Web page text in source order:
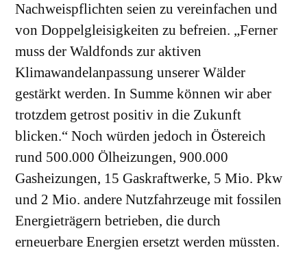
Nachweispflichten seien zu vereinfachen und
von Doppelgleisigkeiten zu befreien. „Ferner
muss der Waldfonds zur aktiven
Klimawandelanpassung unserer Wälder
gestärkt werden. In Summe können wir aber
trotzdem getrost positiv in die Zukunft
blicken.“ Noch würden jedoch in Östereich
rund 500.000 Ölheizungen, 900.000
Gasheizungen, 15 Gaskraftwerke, 5 Mio. Pkw
und 2 Mio. andere Nutzfahrzeuge mit fossilen
Energieträgern betrieben, die durch
erneuerbare Energien ersetzt werden müssten.